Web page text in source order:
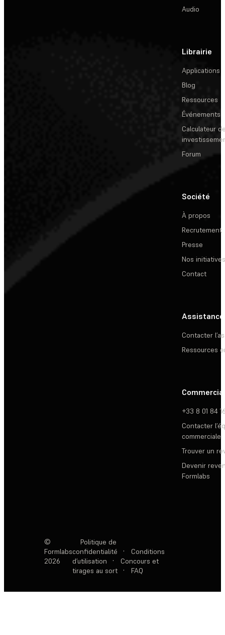
Audio
Librairie
Applications
Blog
Ressources
Événements
Calculateur
Forum
Société
À propos
Recrutement
Presse
Nos initiatives
Contact
Assistance
Contacter
Ressources
Commercial
+33 8 01 84
Contacter
commerciale
Trouver un
Devenir
Formlabs
©
Formlabs
2026
Politique de
confidentialité
·
Conditions
d’utilisation
·
Concours et
tirages au sort
· FAQ